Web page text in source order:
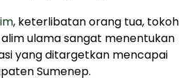
, keterlibatan orang tua, tokoh
ulama sangat menentukan
yang ditargetkan mencapai
Sumenep.